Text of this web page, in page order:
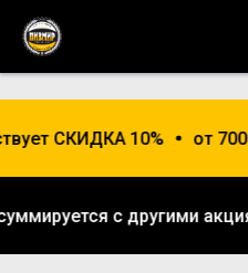
СКИДКА 10% от
с другими